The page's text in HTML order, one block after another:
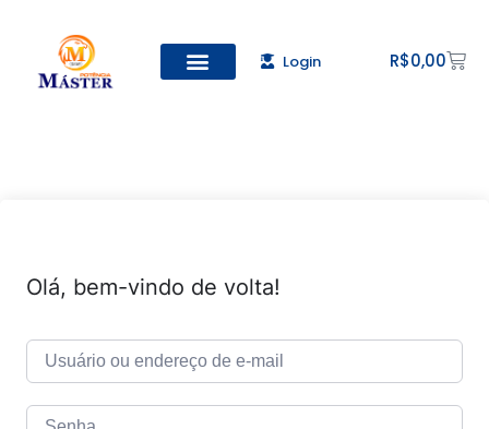
Login R$0,00
Olá, bem-vindo de volta!